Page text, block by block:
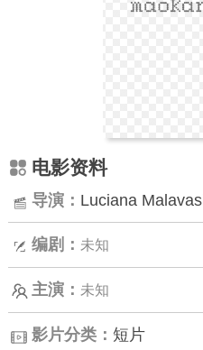
电影资料
导演： Luciana
编剧： 未知
主演： 未知
影片分类： 短片